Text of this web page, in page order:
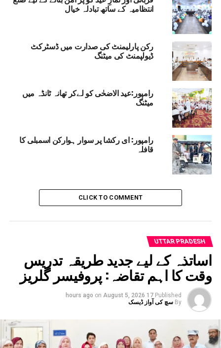
انتظامیہ کے ساتھ تبادلہ خیال
رکن پارلیمنٹ کی صدارت میں ڈسٹرکٹ
ڈیولپمنٹ کی میٹنگ
رامپور:عید الاضحٰی کو لےکر تھانہ ٹانڈہ میں
میٹنگ
رامپور: ای رکشا پر سوار ہوارکن اسمبلی کا
قافلہ
CLICK TO COMMENT
UTTAR PRADESH
اساتذہ کے لیے جدید طریقہ تدریس
وقت کا اہم تقاضہ: پروفیسر گلریز
Published
17 hours ago
on August 5, 2026
By سچ کی آواز ڈیسک